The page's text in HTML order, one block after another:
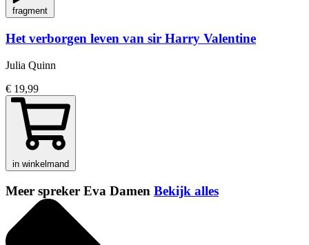
fragment
Het verborgen leven van sir Harry Valentine
Julia Quinn
€ 19,99
in winkelmand
Meer spreker Eva Damen Bekijk alles